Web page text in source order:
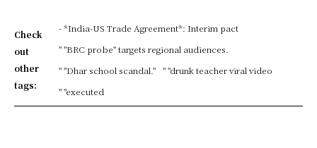
Check
out
other
tags:
- *India-US Trade Agreement*: Interim pact
" "BRC probe" targets regional audiences.
" "Dhar school scandal." " "drunk teacher viral video
" "executed